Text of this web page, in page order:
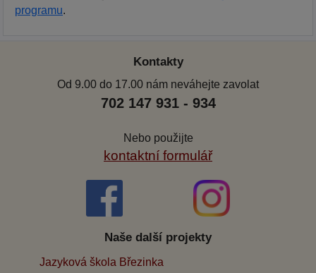
programu.
Kontakty
Od 9.00 do 17.00 nám neváhejte zavolat
702 147 931 - 934
Nebo použijte
kontaktní formulář
Naše další projekty
Jazyková škola Březinka